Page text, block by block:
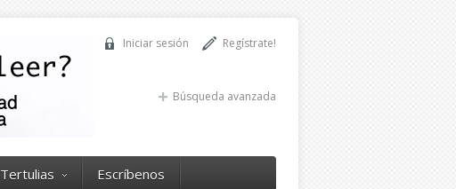
Regístrate!
Iniciar sesión
Búsqueda avanzada
Tertulias Escríbenos